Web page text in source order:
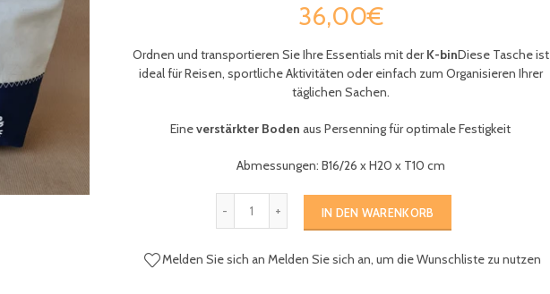
36,00€
Ordnen und transportieren Sie Ihre Essentials mit derK-binDiese Tasche ist
ideal für Reisen, sportliche Aktivitäten oder einfach zum Organisieren Ihrer
täglichen Sachen.
Eineverstärkter Boden aus Persenning für optimale Festigkeit
Abmessungen: B16/26 x H20 x T10 cm
IN DEN WARENKORB
Melden Sie sich an Melden Sie sich an, um die Wunschliste zu nutzen